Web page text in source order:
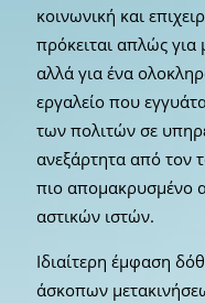
κοινωνική και
πρόκειται απλώς για
αλλά για ένα
εργαλείο που
των πολιτών σε
ανεξάρτητα από τον
πιο απομακρυσμένο
αστικών ιστών.
Ιδιαίτερη έμφαση
άσκοπων